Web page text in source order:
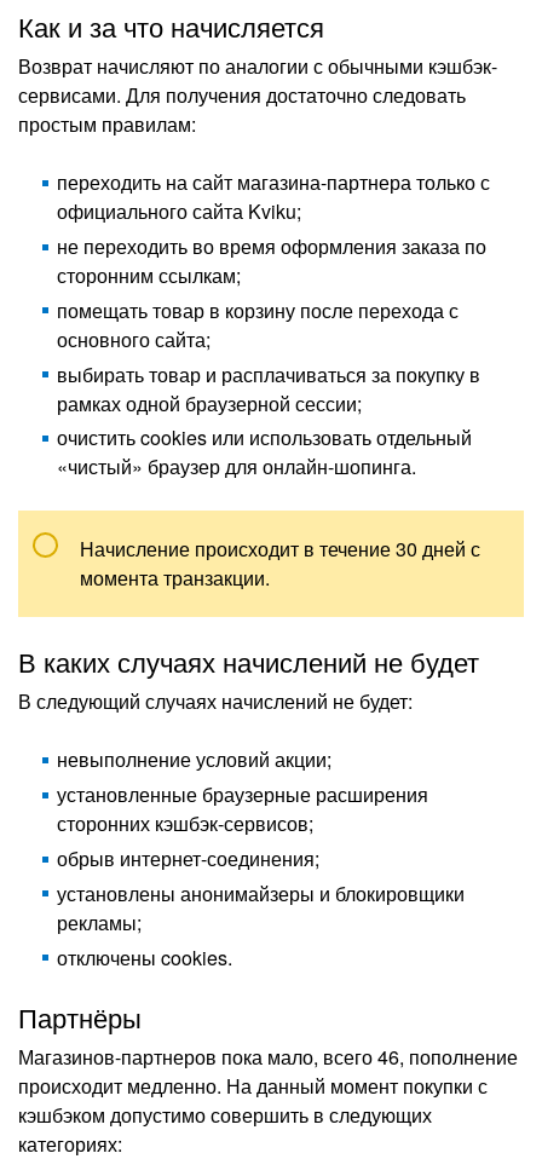
Как и за что начисляется
Возврат начисляют по аналогии с обычными кэшбэк-
сервисами. Для получения достаточно следовать
простым правилам:
переходить на сайт магазина-партнера только с
официального сайта Kviku;
не переходить во время оформления заказа по
сторонним ссылкам;
помещать товар в корзину после перехода с
основного сайта;
выбирать товар и расплачиваться за покупку в
рамках одной браузерной сессии;
очистить cookies или использовать отдельный
«чистый» браузер для онлайн-шопинга.
Начисление происходит в течение 30 дней с
момента транзакции.
В каких случаях начислений не будет
В следующий случаях начислений не будет:
невыполнение условий акции;
установленные браузерные расширения
сторонних кэшбэк-сервисов;
обрыв интернет-соединения;
установлены анонимайзеры и блокировщики
рекламы;
отключены cookies.
Партнёры
Магазинов-партнеров пока мало, всего 46, пополнение
происходит медленно. На данный момент покупки с
кэшбэком допустимо совершить в следующих
категориях: